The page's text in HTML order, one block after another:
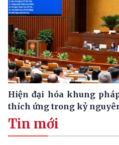
Hiện đại hóa khung
thích ứng trong kỷ
Tin mới